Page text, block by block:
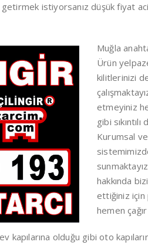
getirmek istiyorsanız düşük fiyat
Muğla
Ürün
kilitlerinizi
etmeyiniz
gibi
Kurumsal
hakkında
ettiğiniz için
hemen
kapılarına olduğu gibi oto